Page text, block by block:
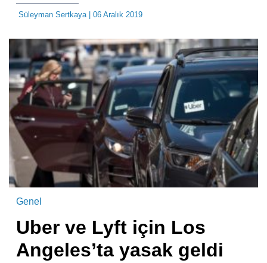
Süleyman Sertkaya | 06 Aralık 2019
Genel
Uber ve Lyft için Los
Angeles’ta yasak geldi